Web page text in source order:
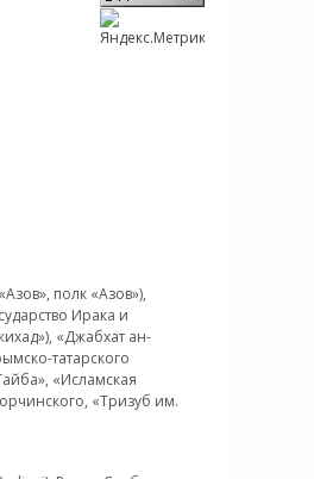
полк «Азов»),
Ирака и
«Джабхат ан-
татарского
«Исламская
«Тризуб им.